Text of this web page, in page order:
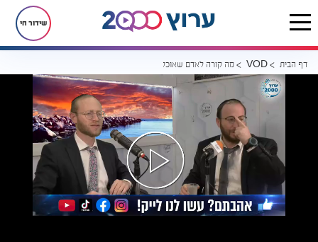
שידור חי
דף הבית VOD מה קורה לאדם שאוכל בשר וחלב